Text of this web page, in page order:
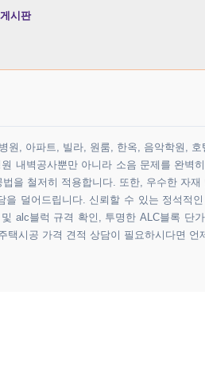
시판
원, 아파트, 빌라, 원룸, 한옥, 음악학원, 호
내벽공사뿐만 아니라 소음 문제를 완벽
을 철저히 적용합니다. 또한, 우수한 자
덜어드립니다. 신뢰할 수 있는 정석적
alc블럭 규격 확인, 투명한 ALC블록 단
시공 가격 견적 상담이 필요하시다면